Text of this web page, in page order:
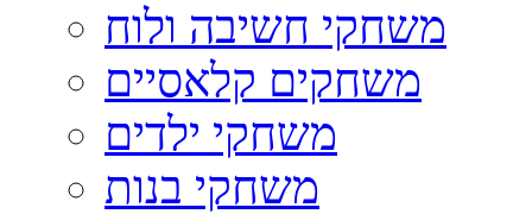
משחקי חשיבה ולוח
משחקים קלאסיים
משחקי ילדים
משחקי בנות